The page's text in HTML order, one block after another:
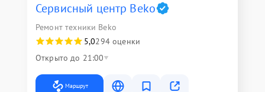
Сервисный центр Beko
Ремонт техники Beko
5,0294 оценки
Открыто до 21:00
Маршрут